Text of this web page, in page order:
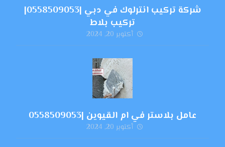
شركة تركيب انترلوك في دبي |0558509053|
تركيب بلاط
أكتوبر 20, 2024
عامل بلاستر في ام القيوين |0558509053
أكتوبر 20, 2024